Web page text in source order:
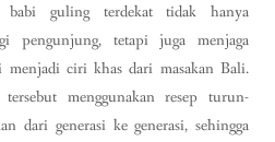
babi guling terdekat tidak hanya
pengunjung, tetapi juga menjaga
menjadi ciri khas dari masakan Bali.
menggunakan resep turun-
dari generasi ke generasi, sehingga